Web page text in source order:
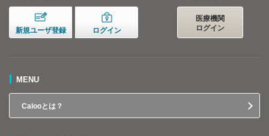
新規ユーザ登録 ログイン
医療機関
ログイン
MENU
Calooとは？